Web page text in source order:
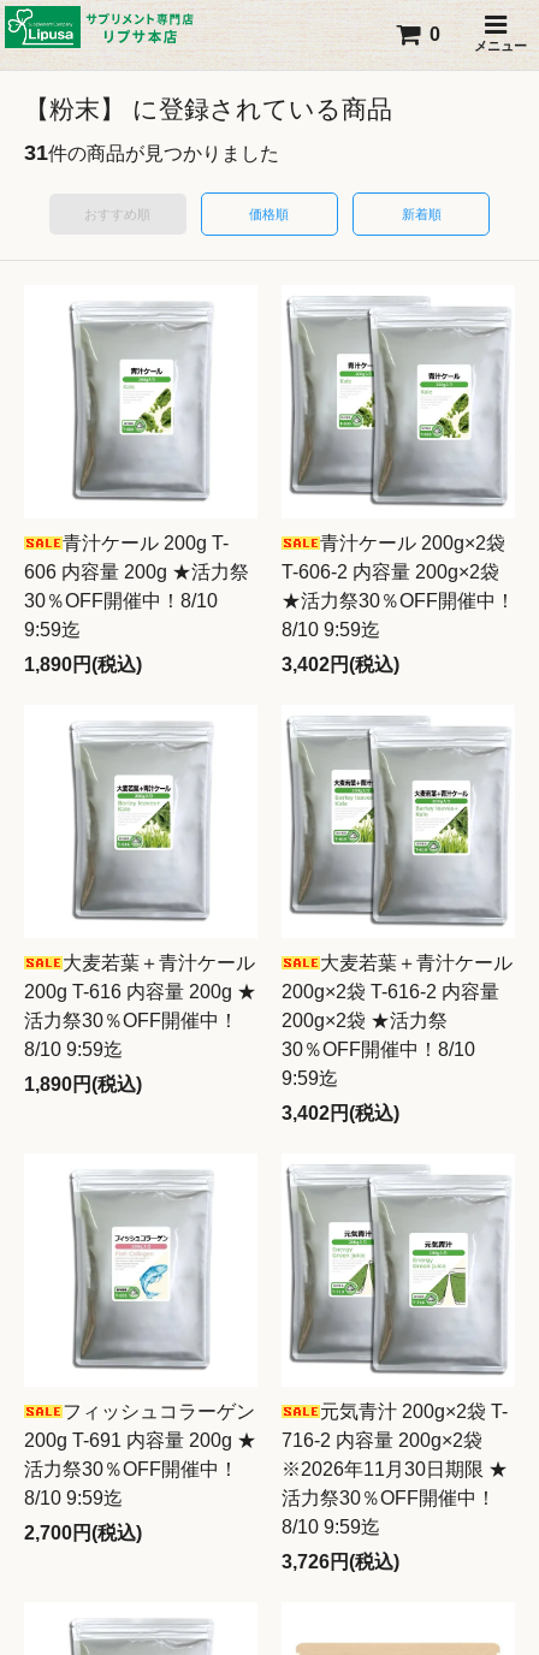
メニュー
0
【粉末】 に登録されている商品
31件の商品が見つかりました
おすすめ順 価格順 新着順
青汁ケール 200g T-
606 内容量 200g ★活力祭
30％OFF開催中！8/10
9:59迄
1,890円(税込)
青汁ケール 200g×2袋
T-606-2 内容量 200g×2袋
★活力祭30％OFF開催中！
8/10 9:59迄
3,402円(税込)
大麦若葉＋青汁ケール
200g T-616 内容量 200g ★
活力祭30％OFF開催中！
8/10 9:59迄
1,890円(税込)
大麦若葉＋青汁ケール
200g×2袋 T-616-2 内容量
200g×2袋 ★活力祭
30％OFF開催中！8/10
9:59迄
3,402円(税込)
フィッシュコラーゲン
200g T-691 内容量 200g ★
活力祭30％OFF開催中！
8/10 9:59迄
2,700円(税込)
元気青汁 200g×2袋 T-
716-2 内容量 200g×2袋
※2026年11月30日期限 ★
活力祭30％OFF開催中！
8/10 9:59迄
3,726円(税込)